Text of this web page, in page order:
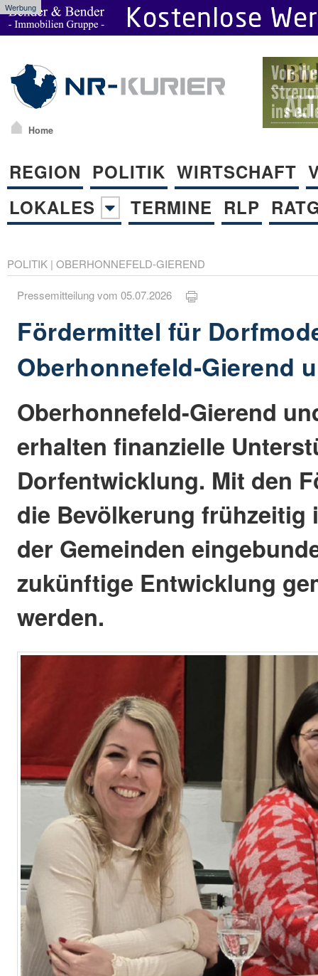
Werbung
Home
REGION POLITIK WIRTSCHAFT
LOKALES
TERMINE RLP
POLITIK | OBERHONNEFELD-GIEREND
Pressemitteilung vom 05.07.2026
Fördermittel für
Oberhonnefeld-Gierend
Oberhonnefeld-Gierend
erhalten finanzielle
Dorfentwicklung. Mit den
die Bevölkerung frühzeitig
der Gemeinden
zukünftige Entwicklung
werden.